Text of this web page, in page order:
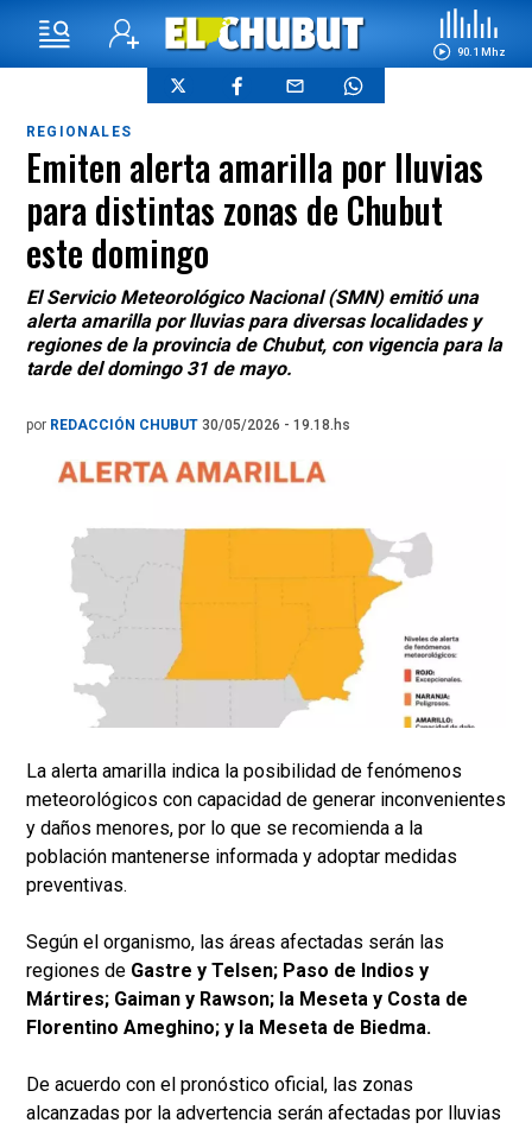
90.1 Mhz
REGIONALES
Emiten alerta amarilla por lluvias
para distintas zonas de Chubut
este domingo
El Servicio Meteorológico Nacional (SMN) emitió una
alerta amarilla por lluvias para diversas localidades y
regiones de la provincia de Chubut, con vigencia para la
tarde del domingo 31 de mayo.
por REDACCIÓN CHUBUT 30/05/2026 - 19.18.hs
La alerta amarilla indica la posibilidad de fenómenos
meteorológicos con capacidad de generar inconvenientes
y daños menores, por lo que se recomienda a la
población mantenerse informada y adoptar medidas
preventivas.
Según el organismo, las áreas afectadas serán las
regiones de Gastre y Telsen; Paso de Indios y
Mártires; Gaiman y Rawson; la Meseta y Costa de
Florentino Ameghino; y la Meseta de Biedma.
De acuerdo con el pronóstico oficial, las zonas
alcanzadas por la advertencia serán afectadas por lluvias